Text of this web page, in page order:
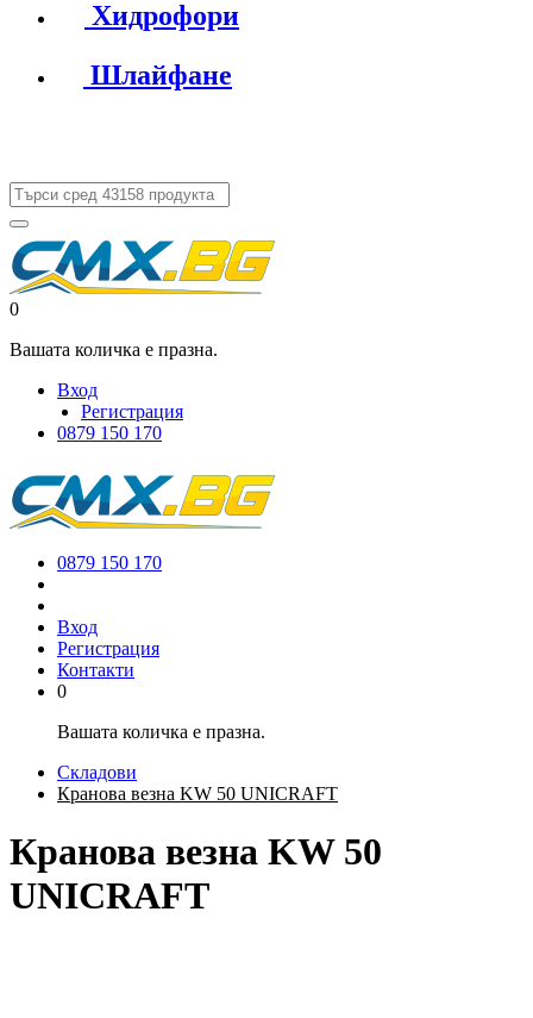
Хидрофори
Шлайфане
0
Вашата количка е празна.
Вход
Регистрация
0879 150 170
0879 150 170
Вход
Регистрация
Контакти
0
Вашата количка е празна.
Складови
Кранова везна KW 50 UNICRAFT
Кранова везна KW 50
UNICRAFT